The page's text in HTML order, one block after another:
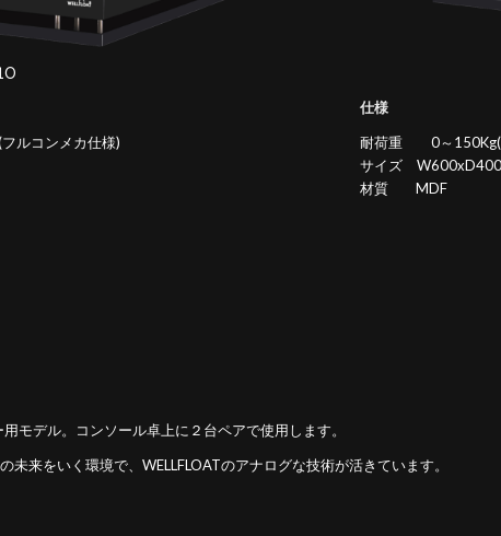
ルコンメカ仕様)
仕様
耐荷重 0～150Kg(
サイズ
材質 MDF
モデル。コンソール卓上に２台ペアで使用します。
来をいく環境で、WELLFLOATのアナログな技術が活きています。